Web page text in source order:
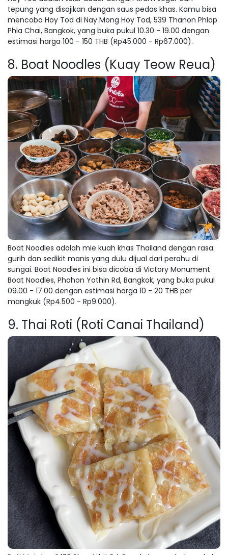
tepung yang disajikan dengan saus pedas khas. Kamu bisa
mencoba Hoy Tod di Nay Mong Hoy Tod, 539 Thanon Phlap
Phla Chai, Bangkok, yang buka pukul 10.30 - 19.00 dengan
estimasi harga 100 - 150 THB (Rp45.000 - Rp67.000).
8. Boat Noodles (Kuay Teow Reua)
Boat Noodles adalah mie kuah khas Thailand dengan rasa
gurih dan sedikit manis yang dulu dijual dari perahu di
sungai. Boat Noodles ini bisa dicoba di Victory Monument
Boat Noodles, Phahon Yothin Rd, Bangkok, yang buka pukul
09.00 - 17.00 dengan estimasi harga 10 - 20 THB per
mangkuk (Rp4.500 - Rp9.000).
9. Thai Roti (Roti Canai Thailand)